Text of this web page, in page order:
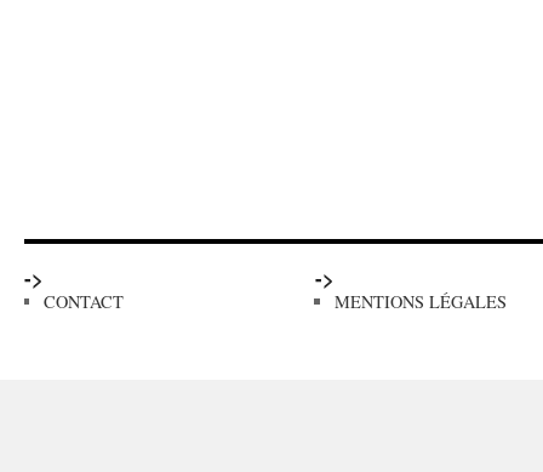
->
CONTACT
->
MENTIONS LÉGALES